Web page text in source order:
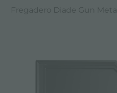
Fregadero Diade Gun Metal